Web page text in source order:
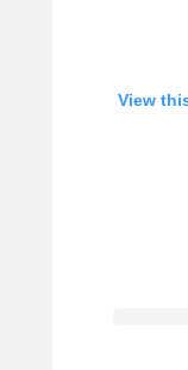
View